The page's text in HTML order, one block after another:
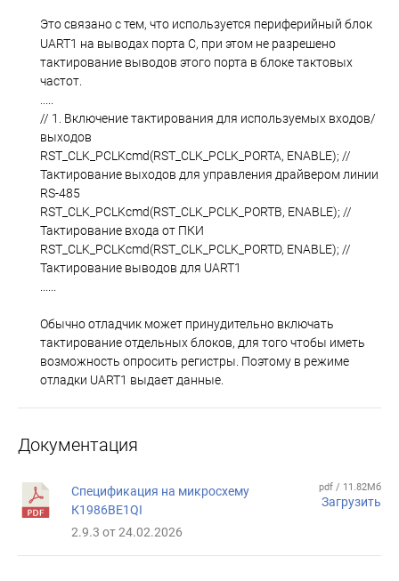
Это связано с тем, что используется периферийный блок
UART1 на выводах порта C, при этом не разрешено
тактирование выводов этого порта в блоке тактовых
частот.
// 1. Включение тактирования для используемых входов/
выходов
RST_CLK_PCLKcmd(RST_CLK_PCLK_PORTA, ENABLE); //
Тактирование выходов для управления драйвером линии
RS-485
RST_CLK_PCLKcmd(RST_CLK_PCLK_PORTB, ENABLE); //
Тактирование входа от ПКИ
RST_CLK_PCLKcmd(RST_CLK_PCLK_PORTD, ENABLE); //
Тактирование выводов для UART1
Обычно отладчик может принудительно включать
тактирование отдельных блоков, для того чтобы иметь
возможность опросить регистры. Поэтому в режиме
отладки UART1 выдает данные.
Документация
Спецификация на микросхему
К1986ВЕ1QI
2.9.3 от 24.02.2026
pdf / 11.82Мб
Загрузить